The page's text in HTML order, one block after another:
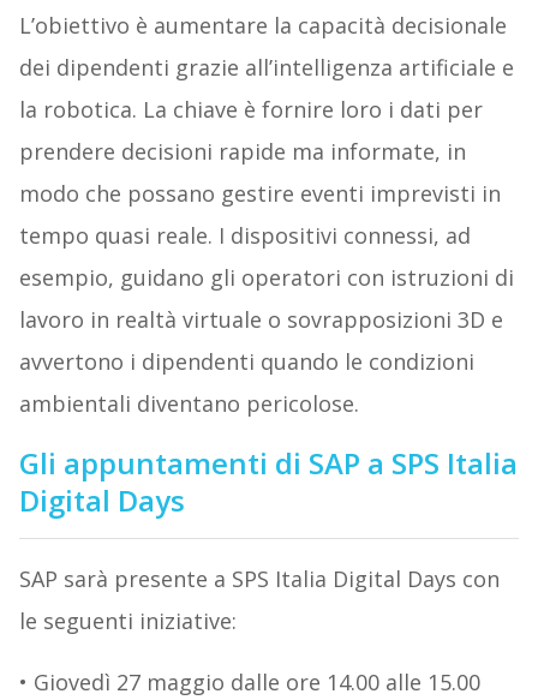
L’obiettivo è aumentare la capacità decisionale
dei dipendenti grazie all’intelligenza artificiale e
la robotica. La chiave è fornire loro i dati per
prendere decisioni rapide ma informate, in
modo che possano gestire eventi imprevisti in
tempo quasi reale. I dispositivi connessi, ad
esempio, guidano gli operatori con istruzioni di
lavoro in realtà virtuale o sovrapposizioni 3D e
avvertono i dipendenti quando le condizioni
ambientali diventano pericolose.
Gli appuntamenti di SAP a SPS Italia
Digital Days
SAP sarà presente a SPS Italia Digital Days con
le seguenti iniziative:
• Giovedì 27 maggio dalle ore 14.00 alle 15.00